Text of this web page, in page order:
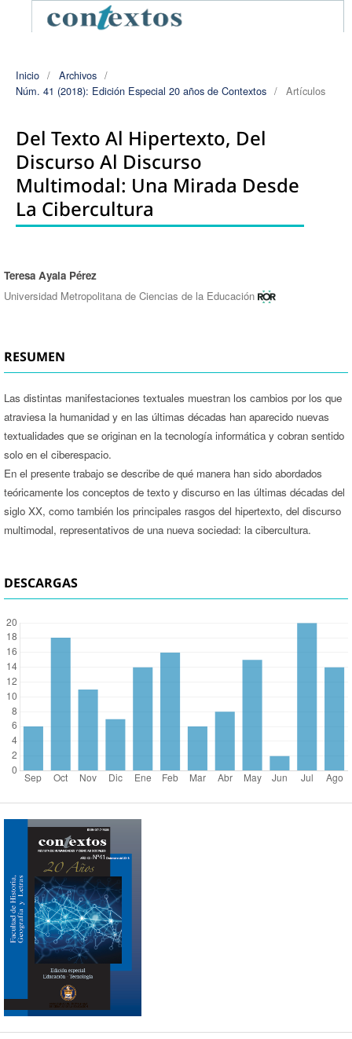
Inicio / Archivos /
Núm. 41 (2018): Edición Especial 20 años de Contextos / Artículos
Del Texto Al Hipertexto, Del
Discurso Al Discurso
Multimodal: Una Mirada Desde
La Cibercultura
Autores/as
Teresa Ayala Pérez
Universidad Metropolitana de Ciencias de la Educación
RESUMEN
Las distintas manifestaciones textuales muestran los cambios por los que
atraviesa la humanidad y en las últimas décadas han aparecido nuevas
textualidades que se originan en la tecnología informática y cobran sentido
solo en el ciberespacio.
En el presente trabajo se describe de qué manera han sido abordados
teóricamente los conceptos de texto y discurso en las últimas décadas del
siglo XX, como también los principales rasgos del hipertexto, del discurso
multimodal, representativos de una nueva sociedad: la cibercultura.
DESCARGAS